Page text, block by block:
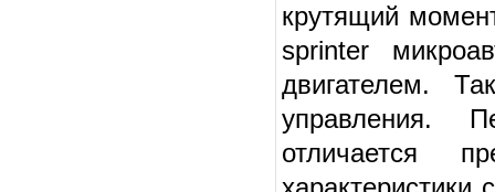
крутящий
sprinter
двигателем.
управления.
отличается